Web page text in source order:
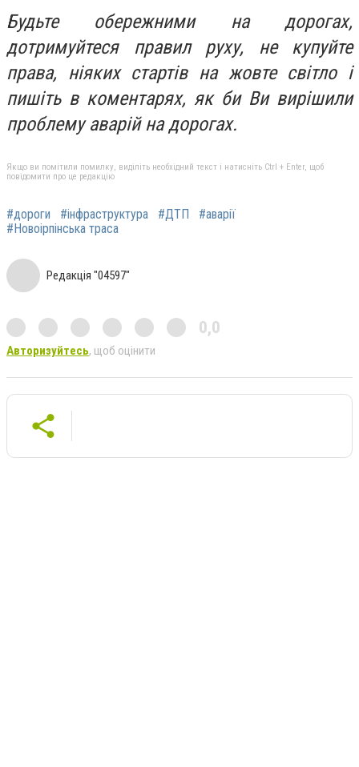
Будьте обережними на дорогах,
дотримуйтеся правил руху, не купуйте
права, ніяких стартів на жовте світло і
пишіть в коментарях, як би Ви вирішили
проблему аварій на дорогах.
Якщо ви помітили помилку, виділіть необхідний текст і натисніть Ctrl + Enter, щоб
повідомити про це редакцію
#дороги #інфраструктура #ДТП
#аварії
#Новоірпінська траса
Редакція "04597"
0,0
Авторизуйтесь, щоб оцінити